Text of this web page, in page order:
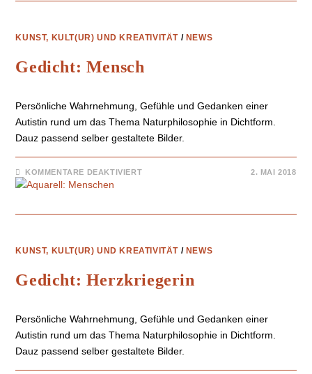
KUNST, KULT(UR) UND KREATIVITÄT / NEWS
Gedicht: Mensch
Persönliche Wahrnehmung, Gefühle und Gedanken einer
Autistin rund um das Thema Naturphilosophie in Dichtform.
Dauz passend selber gestaltete Bilder.
KOMMENTARE DEAKTIVIERT 2. MAI 2018
KUNST, KULT(UR) UND KREATIVITÄT / NEWS
Gedicht: Herzkriegerin
Persönliche Wahrnehmung, Gefühle und Gedanken einer
Autistin rund um das Thema Naturphilosophie in Dichtform.
Dauz passend selber gestaltete Bilder.